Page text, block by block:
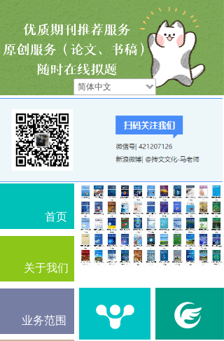
简体中文
首页
关于我们
业务范围